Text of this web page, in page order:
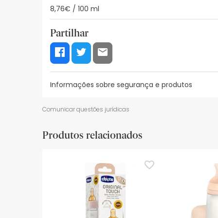
8,76€ / 100 ml
Partilhar
Informações sobre segurança e produtos
Recursos de segurança visual
De momento, não dispomos de imagens de
sobre segurança, não hesites em contactar-
Comunicar questões jurídicas
Produtos relacionados